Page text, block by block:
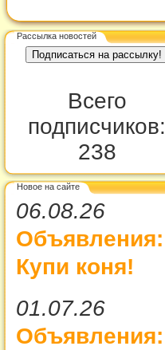
Рассылка новостей
Всего
подписчиков:
238
Новое на сайте
06.08.26
Объявления:
Купи коня!
01.07.26
Объявления: